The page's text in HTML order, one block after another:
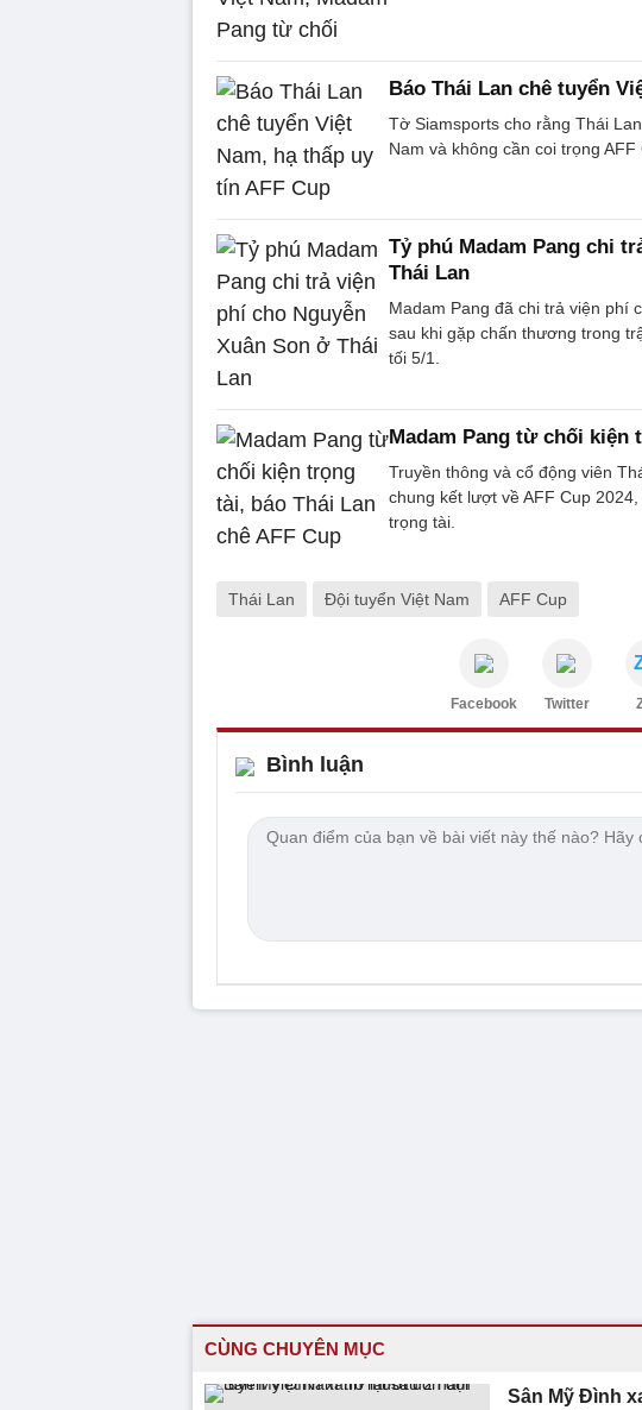
Báo Thái Lan chê tuyển
Tờ Siamsports cho rằng Thái
Nam và không cần coi trọng AFF
Tỷ phú Madam Pang chi
Thái Lan
Madam Pang đã chi trả viện phí
sau khi gặp chấn thương trong
tối 5/1.
Madam Pang từ chối kiện
Truyền thông và cổ động viên
chung kết lượt về AFF Cup
trọng tài.
Thái Lan Đội tuyển Việt Nam AFF Cup
Facebook Twitter
Bình luận
CÙNG CHUYÊN MỤC
Sân Mỹ Đình